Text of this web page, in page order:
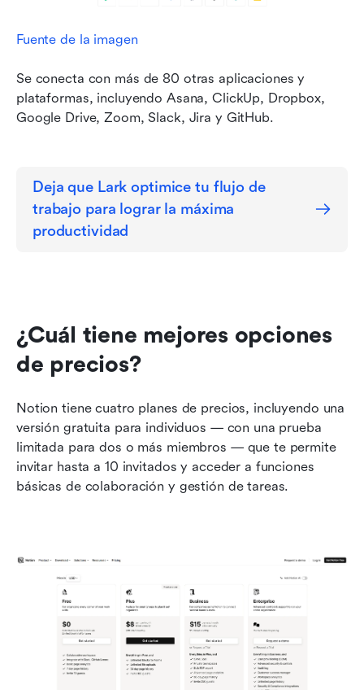
Fuente de la imagen
Se conecta con más de 80 otras aplicaciones y
plataformas, incluyendo Asana, ClickUp, Dropbox,
Google Drive, Zoom, Slack, Jira y GitHub.
Deja que Lark optimice tu flujo de
trabajo para lograr la máxima
productividad
¿Cuál tiene mejores opciones
de precios?
Notion tiene cuatro planes de precios, incluyendo una
versión gratuita para individuos — con una prueba
limitada para dos o más miembros — que te permite
invitar hasta a 10 invitados y acceder a funciones
básicas de colaboración y gestión de tareas.